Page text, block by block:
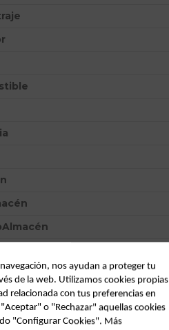
2022-04-04
nos ayudan a proteger tu
de la web. Utilizamos cookies propias
relacionada con tus preferencias en
o "Rechazar" aquellas cookies
"Configurar Cookies". Más